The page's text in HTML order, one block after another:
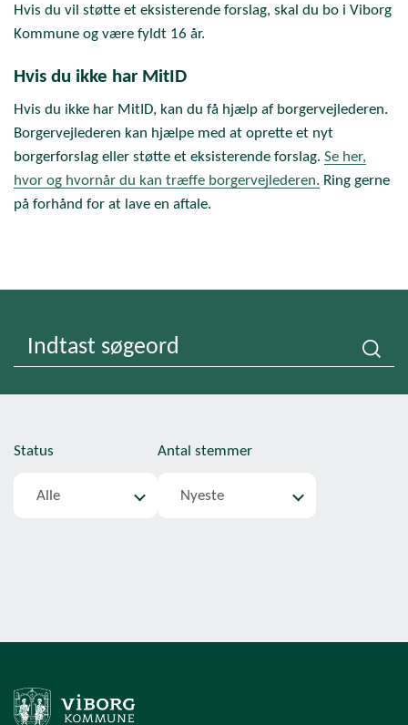
Hvis du vil støtte et eksisterende forslag, skal du bo i Viborg
Kommune og være fyldt 16 år.
Hvis du ikke har MitID
Hvis du ikke har MitID, kan du få hjælp af borgervejlederen.
Borgervejlederen kan hjælpe med at oprette et nyt
borgerforslag eller støtte et eksisterende forslag. Se her,
hvor og hvornår du kan træffe borgervejlederen. Ring gerne
på forhånd for at lave en aftale.
Status Antal stemmer